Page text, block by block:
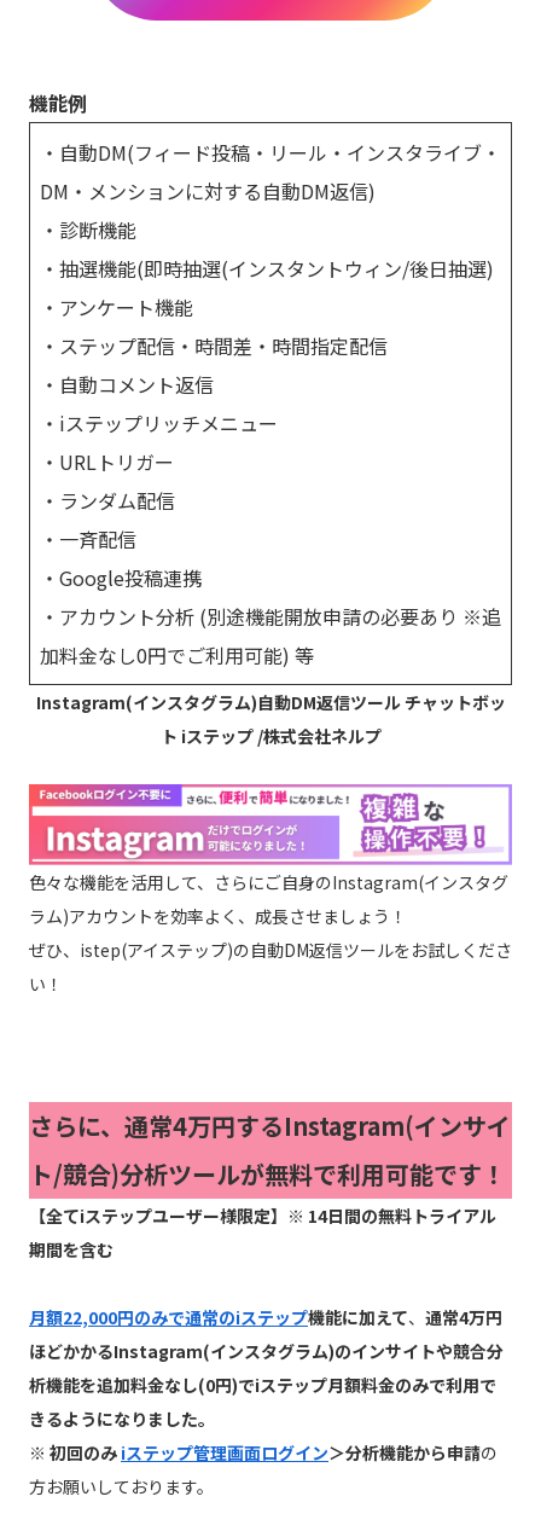
機能例
・自動DM(フィード投稿・リール・インスタライブ・
DM・メンションに対する自動DM返信)
・診断機能
・抽選機能(即時抽選(インスタントウィン/後日抽選)
・アンケート機能
・ステップ配信・時間差・時間指定配信
・自動コメント返信
・iステップリッチメニュー
・URLトリガー
・ランダム配信
・一斉配信
・Google投稿連携
・アカウント分析 (別途機能開放申請の必要あり ※追
加料金なし0円でご利用可能) 等
Instagram(インスタグラム)自動DM返信ツール チャットボッ
ト iステップ /株式会社ネルプ
色々な機能を活用して、さらにご自身のInstagram(インスタグ
ラム)アカウントを効率よく、成長させましょう！
ぜひ、istep(アイステップ)の自動DM返信ツールをお試しくださ
い！
さらに、通常4万円するInstagram(インサイ
ト/競合)分析ツールが無料で利用可能です！
【全てiステップユーザー様限定】※ 14日間の無料トライアル
期間を含む
月額22,000円のみで通常のiステップ機能に加えて、 通常4万円
ほどかかるInstagram(インスタグラム)のインサイトや競合分
析機能を追加料金なし(0円)でiステップ月額料金のみで利用で
きるようになりました。
※ 初回のみ iステップ管理画面ログイン＞分析機能から申請の
方お願いしております。